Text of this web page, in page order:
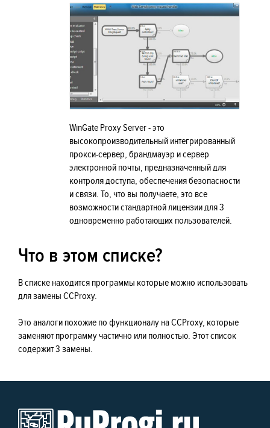
WinGate Proxy Server - это
высокопроизводительный интегрированный
прокси-сервер, брандмауэр и сервер
электронной почты, предназначенный для
контроля доступа, обеспечения безопасности
и связи. То, что вы получаете, это все
возможности стандартной лицензии для 3
одновременно работающих пользователей.
Что в этом списке?
В списке находится программы которые можно использовать
для замены CCProxy.
Это аналоги похожие по функционалу на CCProxy, которые
заменяют программу частично или полностью. Этот список
содержит 3 замены.